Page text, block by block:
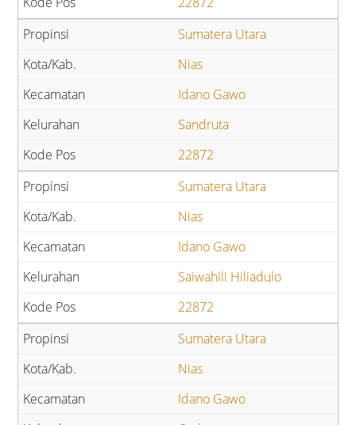
Sumatera Utara
Nias
Idano Gawo
Sandruta
22872
Sumatera Utara
Nias
Idano Gawo
Saiwahili Hiliadulo
22872
Sumatera Utara
Nias
Idano Gawo